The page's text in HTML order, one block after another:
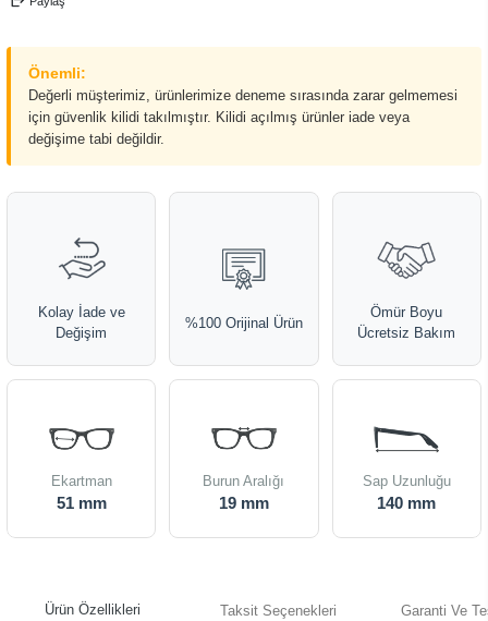
Önemli:
Değerli müşterimiz, ürünlerimize deneme sırasında zarar gelmemesi
için güvenlik kilidi takılmıştır. Kilidi açılmış ürünler iade veya
değişime tabi değildir.
Kolay İade ve
Değişim
%100 Orijinal Ürün
Ömür Boyu
Ücretsiz Bakım
Ekartman
51 mm
Burun Aralığı
19 mm
Sap Uzunluğu
140 mm
Ürün Özellikleri Taksit Seçenekleri Garanti Ve